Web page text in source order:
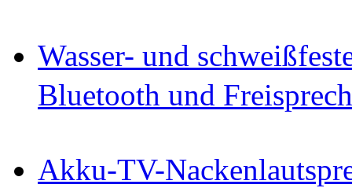
Wasser- und
Bluetooth und
Akku-TV-